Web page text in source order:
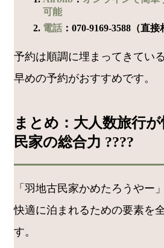
可能
電話 ：070-9169-3588（直接
予約は順調に埋まってきてい
早めの予約がおすすめです。
まとめ：大人数旅行
民家の総合力 ????
「羽地古民家かめたろうやー
快適に泊まれるための要素を
す。